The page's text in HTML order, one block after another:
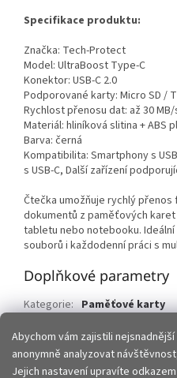
Abychom vám zajistili
anonymně analyzovat
Jejich nastavení upravíte odkazem
Specifikace produktu:
Značka: Tech-Protect
Model: UltraBoost Type-C
Konektor: USB-C 2.0
Podporované karty: Micro SD /
Rychlost přenosu dat: až 30 MB/
Materiál: hliníková slitina + ABS
Barva: černá
Kompatibilita: Smartphony s
s USB-C, Další zařízení
Čtečka umožňuje rychlý
dokumentů z paměťových
tabletu nebo notebooku.
souborů i každodenní práci s
Doplňkové parametry
Kategorie: Paměťové karty